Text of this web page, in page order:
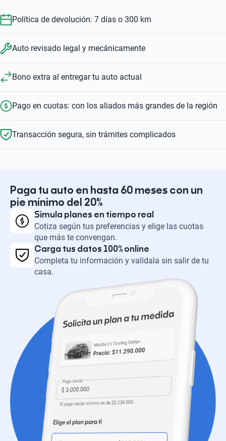
Política de devolución: 7 días o 300 km
Auto revisado legal y mecánicamente
Bono extra al entregar tu auto actual
Pago en cuotas: con los aliados más grandes de la región
Transacción segura, sin trámites complicados
Paga tu auto en hasta 60 meses con un
pie mínimo del 20%
Simula planes en tiempo real
Cotiza según tus preferencias y elige las cuotas
que más te convengan.
Carga tus datos 100% online
Completa tu información y valídala sin salir de tu
casa.